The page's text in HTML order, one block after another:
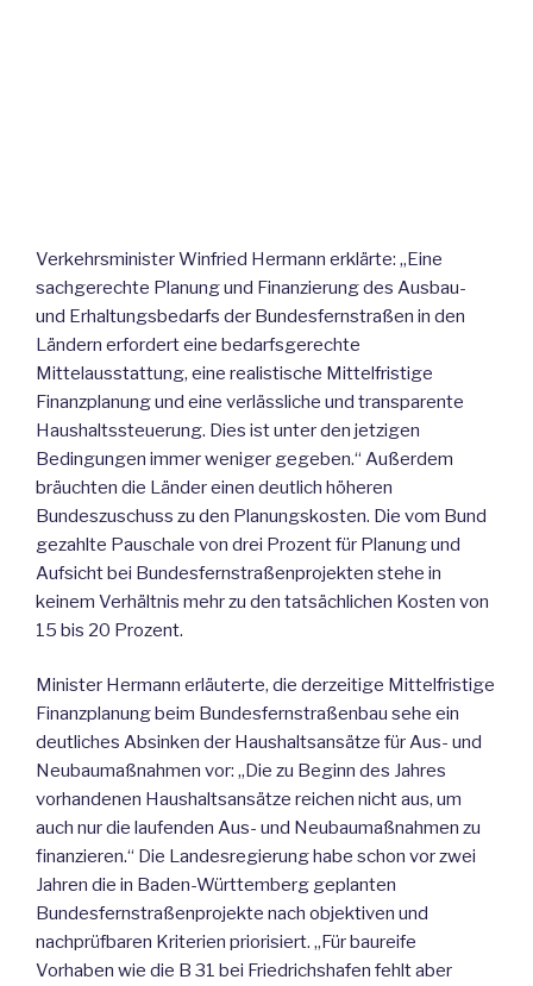
Verkehrsminister Winfried Hermann erklärte: „Eine
sachgerechte Planung und Finanzierung des Ausbau-
und Erhaltungsbedarfs der Bundesfernstraßen in den
Ländern erfordert eine bedarfsgerechte
Mittelausstattung, eine realistische Mittelfristige
Finanzplanung und eine verlässliche und transparente
Haushaltssteuerung. Dies ist unter den jetzigen
Bedingungen immer weniger gegeben.“ Außerdem
bräuchten die Länder einen deutlich höheren
Bundeszuschuss zu den Planungskosten. Die vom Bund
gezahlte Pauschale von drei Prozent für Planung und
Aufsicht bei Bundesfernstraßenprojekten stehe in
keinem Verhältnis mehr zu den tatsächlichen Kosten von
15 bis 20 Prozent.
Minister Hermann erläuterte, die derzeitige Mittelfristige
Finanzplanung beim Bundesfernstraßenbau sehe ein
deutliches Absinken der Haushaltsansätze für Aus- und
Neubaumaßnahmen vor: „Die zu Beginn des Jahres
vorhandenen Haushaltsansätze reichen nicht aus, um
auch nur die laufenden Aus- und Neubaumaßnahmen zu
finanzieren.“ Die Landesregierung habe schon vor zwei
Jahren die in Baden-Württemberg geplanten
Bundesfernstraßenprojekte nach objektiven und
nachprüfbaren Kriterien priorisiert. „Für baureife
Vorhaben wie die B 31 bei Friedrichshafen fehlt aber